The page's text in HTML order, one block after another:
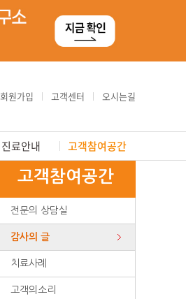
회원가입 고객센터 오시는길
진료안내 고객참여공간
고객참여공간
전문의 상담실
감사의 글
치료사례
고객의소리